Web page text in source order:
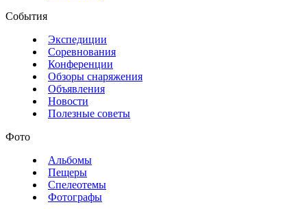
События
Экспедиции
Соревнования
Конференции
Обзоры снаряжения
Объявления
Новости
Полезные советы
Фото
Альбомы
Пещеры
Спелеотемы
Фотографы